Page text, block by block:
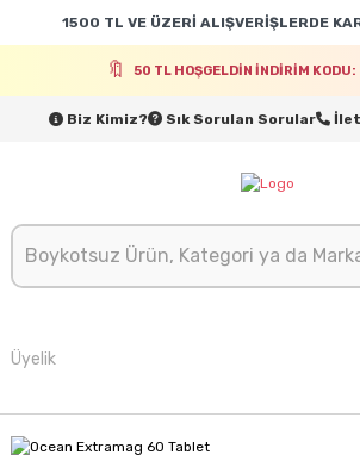
1500 TL VE ÜZERİ ALIŞVERİŞLERDE
50 TL HOŞGELDİN İNDİRİM
Biz Kimiz? Sık Sorulan Sorular
Üyelik